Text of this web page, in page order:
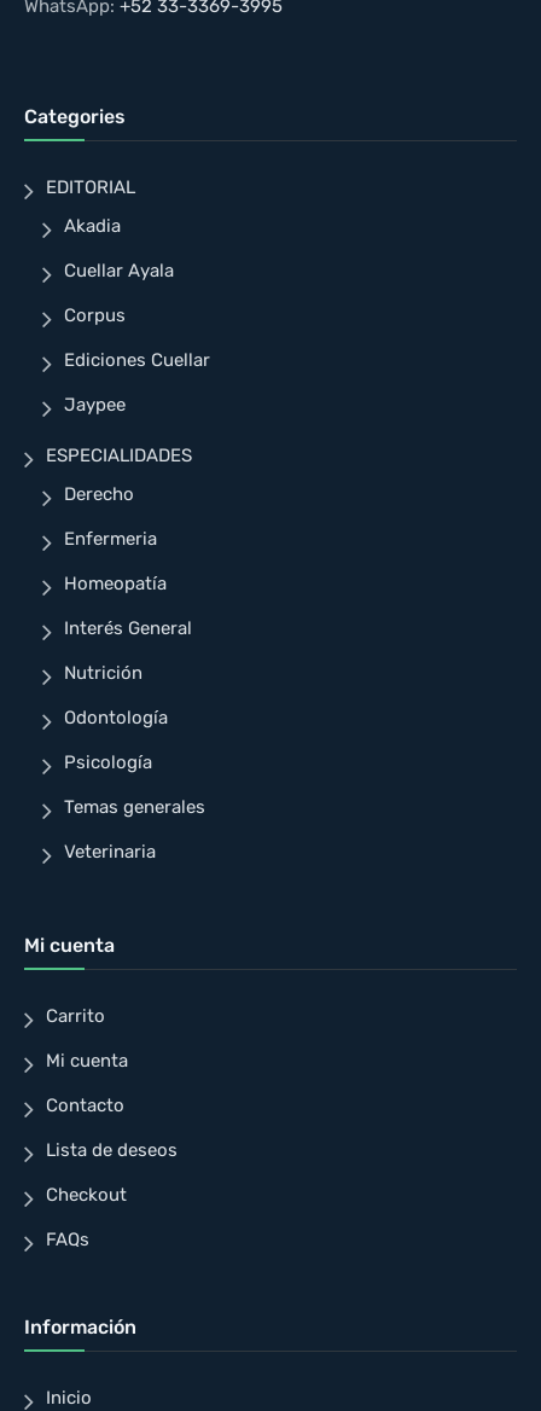
WhatsApp: +52 33-3369-3995
Categories
EDITORIAL
Akadia
Cuellar Ayala
Corpus
Ediciones Cuellar
Jaypee
ESPECIALIDADES
Derecho
Enfermeria
Homeopatía
Interés General
Nutrición
Odontología
Psicología
Temas generales
Veterinaria
Mi cuenta
Carrito
Mi cuenta
Contacto
Lista de deseos
Checkout
FAQs
Información
Inicio